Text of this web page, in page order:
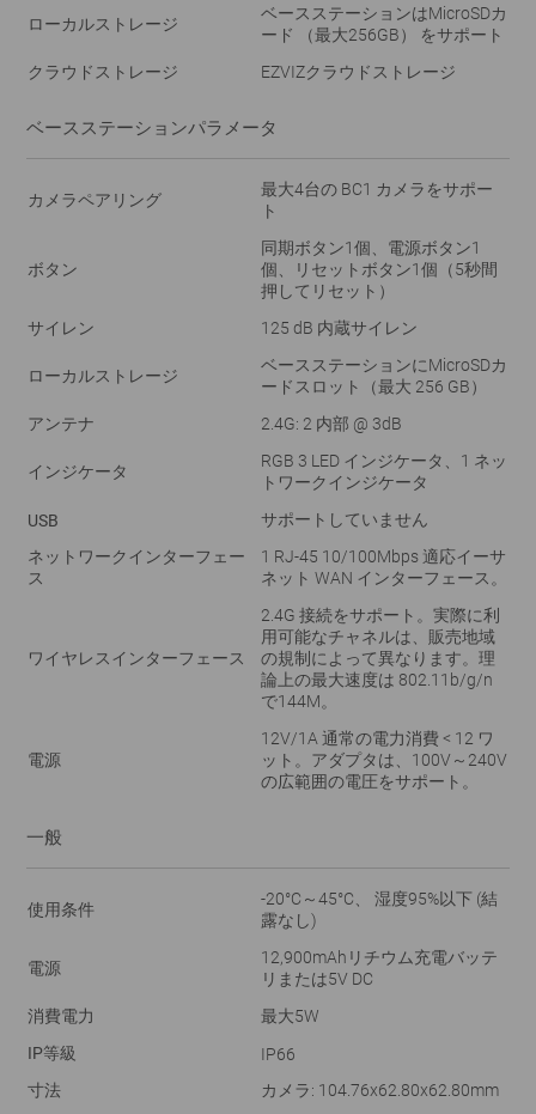
ローカルストレージ
ベースステーションはMicroSDカ
ード （最大256GB） をサポート
クラウドストレージ
EZVIZクラウドストレージ
ベースステーションパラメータ
カメラペアリング
最大4台の BC1 カメラをサポー
ト
ボタン
同期ボタン1個、電源ボタン1
個、リセットボタン1個（5秒間
押してリセット）
サイレン
125 dB 内蔵サイレン
ローカルストレージ
ベースステーションにMicroSDカ
ードスロット（最大 256 GB）
アンテナ
2.4G: 2 内部 @ 3dB
インジケータ
RGB 3 LED インジケータ、1 ネッ
トワークインジケータ
USB
サポートしていません
ネットワークインターフェー
ス
1 RJ-45 10/100Mbps 適応イーサ
ネット WAN インターフェース。
ワイヤレスインターフェース
2.4G 接続をサポート。実際に利
用可能なチャネルは、販売地域
の規制によって異なります。理
論上の最大速度は 802.11b/g/n
で144M。
電源
12V/1A 通常の電力消費 < 12 ワ
ット。アダプタは、100V～240V
の広範囲の電圧をサポート。
一般
使用条件
-20°C～45°C、 湿度95%以下 (結
露なし)
電源
12,900mAhリチウム充電バッテ
リまたは5V DC
消費電力
最大5W
IP等級
IP66
寸法
カメラ: 104.76x62.80x62.80mm